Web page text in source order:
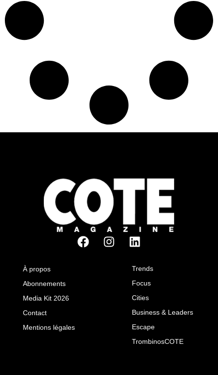
À propos
Abonnements
Media Kit 2026
Contact
Mentions légales
Trends
Focus
Cities
Business & Leaders
Escape
TrombinosCOTE